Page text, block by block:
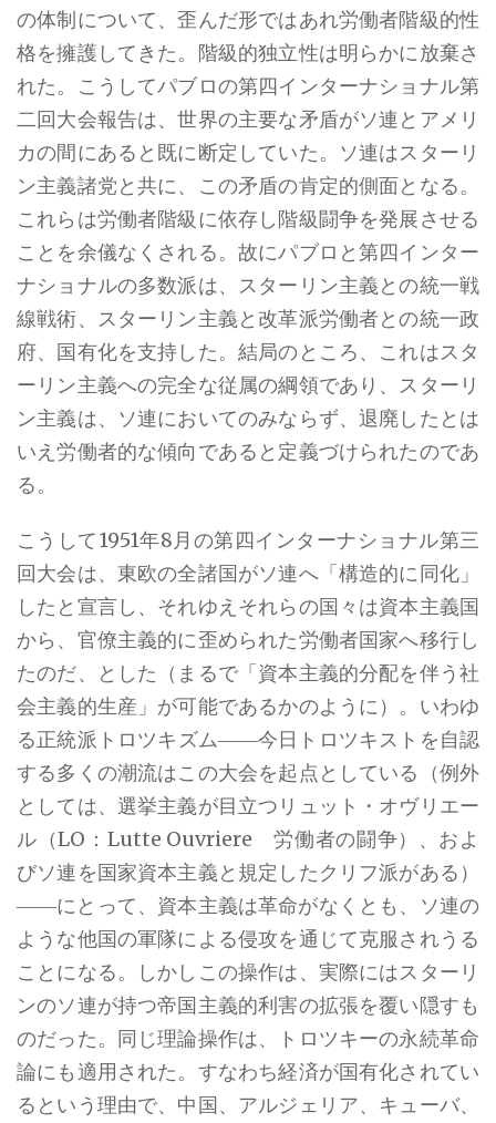
の体制について、歪んだ形ではあれ労働者階級的性
格を擁護してきた。階級的独立性は明らかに放棄さ
れた。こうしてパブロの第四インターナショナル第
二回大会報告は、世界の主要な矛盾がソ連とアメリ
カの間にあると既に断定していた。ソ連はスターリ
ン主義諸党と共に、この矛盾の肯定的側面となる。
これらは労働者階級に依存し階級闘争を発展させる
ことを余儀なくされる。故にパブロと第四インター
ナショナルの多数派は、スターリン主義との統一戦
線戦術、スターリン主義と改革派労働者との統一政
府、国有化を支持した。結局のところ、これはスタ
ーリン主義への完全な従属の綱領であり、スターリ
ン主義は、ソ連においてのみならず、退廃したとは
いえ労働者的な傾向であると定義づけられたのであ
る。
こうして1951年8月の第四インターナショナル第三
回大会は、東欧の全諸国がソ連へ「構造的に同化」
したと宣言し、それゆえそれらの国々は資本主義国
から、官僚主義的に歪められた労働者国家へ移行し
たのだ、とした（まるで「資本主義的分配を伴う社
会主義的生産」が可能であるかのように）。いわゆ
る正統派トロツキズム――今日トロツキストを自認
する多くの潮流はこの大会を起点としている（例外
としては、選挙主義が目立つリュット・オヴリエー
ル（LO：Lutte Ouvriere 労働者の闘争）、およ
びソ連を国家資本主義と規定したクリフ派がある）
――にとって、資本主義は革命がなくとも、ソ連の
ような他国の軍隊による侵攻を通じて克服されうる
ことになる。しかしこの操作は、実際にはスターリ
ンのソ連が持つ帝国主義的利害の拡張を覆い隠すも
のだった。同じ理論操作は、トロツキーの永続革命
論にも適用された。すなわち経済が国有化されてい
るという理由で、中国、アルジェリア、キューバ、